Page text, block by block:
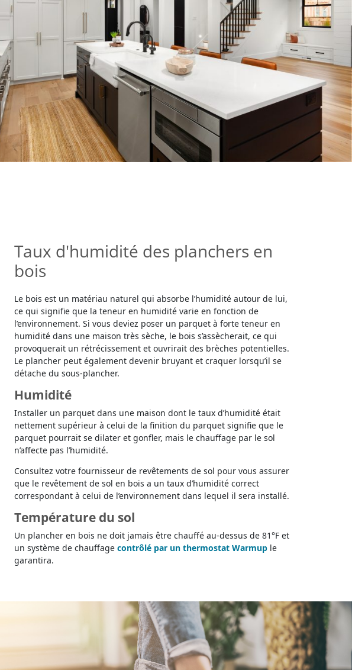
Taux d'humidité des planchers en
bois
Le bois est un matériau naturel qui absorbe l’humidité autour de lui,
ce qui signifie que la teneur en humidité varie en fonction de
l’environnement. Si vous deviez poser un parquet à forte teneur en
humidité dans une maison très sèche, le bois s’assècherait, ce qui
provoquerait un rétrécissement et ouvrirait des brèches potentielles.
Le plancher peut également devenir bruyant et craquer lorsqu’il se
détache du sous-plancher.
Humidité
Installer un parquet dans une maison dont le taux d’humidité était
nettement supérieur à celui de la finition du parquet signifie que le
parquet pourrait se dilater et gonfler, mais le chauffage par le sol
n’affecte pas l’humidité.
Consultez votre fournisseur de revêtements de sol pour vous assurer
que le revêtement de sol en bois a un taux d’humidité correct
correspondant à celui de l’environnement dans lequel il sera installé.
Température du sol
Un plancher en bois ne doit jamais être chauffé au-dessus de 81°F et
un système de chauffage contrôlé par un thermostat Warmuple
garantira.